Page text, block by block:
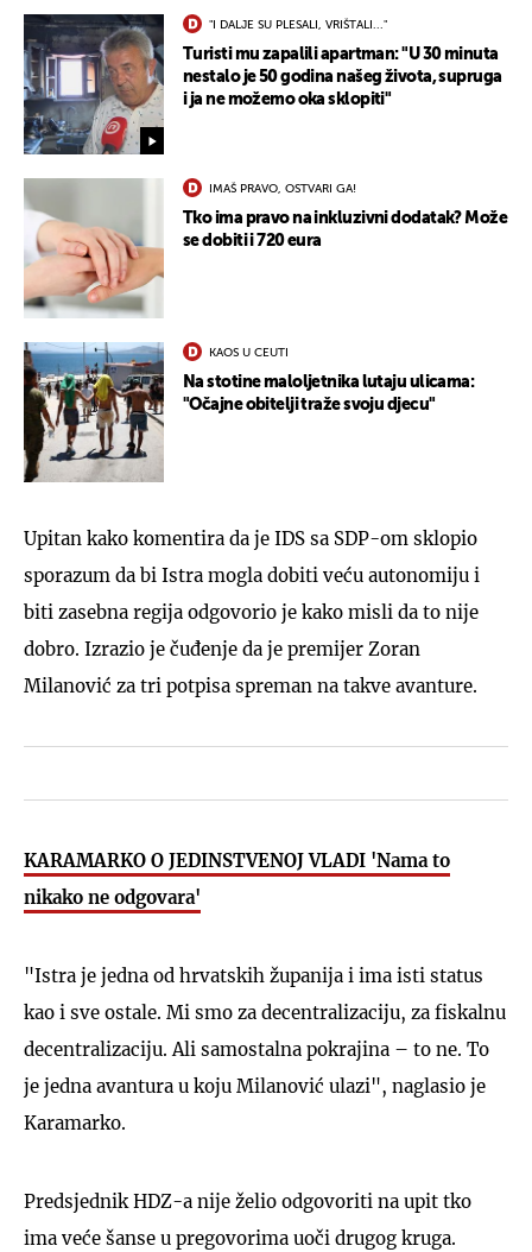
"I DALJE SU PLESALI, VRIŠTALI..."
Turisti mu zapalili apartman: "U 30 minuta
nestalo je 50 godina našeg života, supruga
i ja ne možemo oka sklopiti"
IMAŠ PRAVO, OSTVARI GA!
Tko ima pravo na inkluzivni dodatak? Može
se dobiti i 720 eura
KAOS U CEUTI
Na stotine maloljetnika lutaju ulicama:
"Očajne obitelji traže svoju djecu"
Upitan kako komentira da je IDS sa SDP-om sklopio
sporazum da bi Istra mogla dobiti veću autonomiju i
biti zasebna regija odgovorio je kako misli da to nije
dobro. Izrazio je čuđenje da je premijer Zoran
Milanović za tri potpisa spreman na takve avanture.
KARAMARKO O JEDINSTVENOJ VLADI 'Nama to
nikako ne odgovara'
"Istra je jedna od hrvatskih županija i ima isti status
kao i sve ostale. Mi smo za decentralizaciju, za fiskalnu
decentralizaciju. Ali samostalna pokrajina – to ne. To
je jedna avantura u koju Milanović ulazi", naglasio je
Karamarko.
Predsjednik HDZ-a nije želio odgovoriti na upit tko
ima veće šanse u pregovorima uoči drugog kruga.